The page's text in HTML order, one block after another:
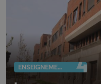
ENSEIGNEMENT